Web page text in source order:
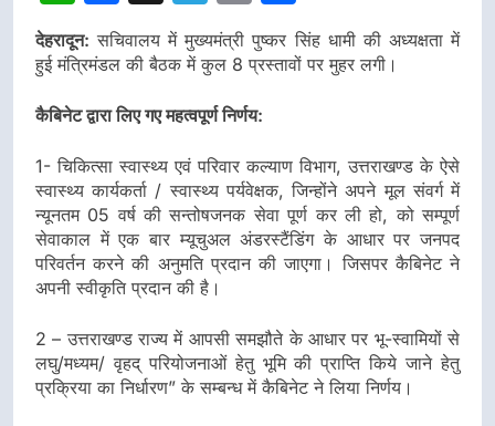
देहरादून: सचिवालय में मुख्यमंत्री पुष्कर सिंह धामी की अध्यक्षता में
हुई मंत्रिमंडल की बैठक में कुल 8 प्रस्तावों पर मुहर लगी।
कैबिनेट द्वारा लिए गए महत्वपूर्ण निर्णय:
1- चिकित्सा स्वास्थ्य एवं परिवार कल्याण विभाग, उत्तराखण्ड के ऐसे
स्वास्थ्य कार्यकर्ता / स्वास्थ्य पर्यवेक्षक, जिन्होंने अपने मूल संवर्ग में
न्यूनतम 05 वर्ष की सन्तोषजनक सेवा पूर्ण कर ली हो, को सम्पूर्ण
सेवाकाल में एक बार म्यूचुअल अंडरस्टैंडिंग के आधार पर जनपद
परिवर्तन करने की अनुमति प्रदान की जाएगा। जिसपर कैबिनेट ने
अपनी स्वीकृति प्रदान की है।
2 – उत्तराखण्ड राज्य में आपसी समझौते के आधार पर भू-स्वामियों से
लघु/मध्यम/ वृहद् परियोजनाओं हेतु भूमि की प्राप्ति किये जाने हेतु
प्रक्रिया का निर्धारण” के सम्बन्ध में कैबिनेट ने लिया निर्णय।